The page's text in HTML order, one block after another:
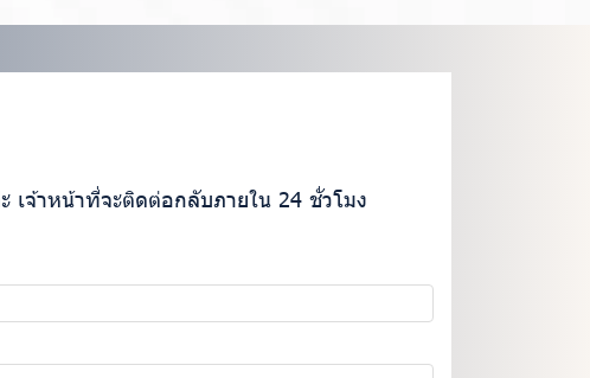
เจ้าหน้าที่จะติดต่อกลับภายใน 24 ชั่วโมง